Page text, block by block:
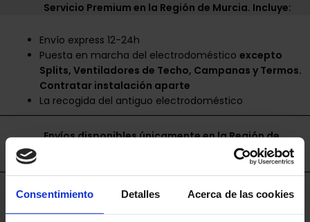
Consentimiento Detalles Acerca de las cookies
Servicio Premium en la Región de Murcia. Incluye:
Envío express 12-24h
Puesta en marcha del electrodomésticoexcepto
Splits, Ventiladores de Techo, Campanas y Termos.
Contratar instalación aparte
La recogida del antiguo electrodoméstico
Envíos disponibles únicamente en la Región de
Financia a plazos con Cetelem
+ info